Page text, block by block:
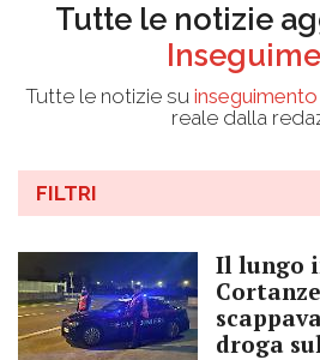
Tutte le notizie
Tutte le notizie su inseguimento
reale dalla
FILTRI
Il lungo
droga